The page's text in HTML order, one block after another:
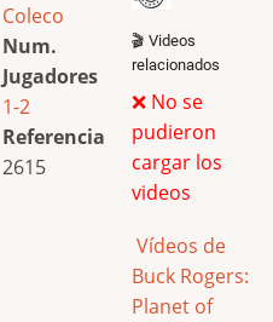
Coleco
Num.
Jugadores
1-2
Referencia
2615
🎬 Videos
relacionados
❌ No se
pudieron
cargar los
videos
Vídeos de
Buck Rogers:
Planet of